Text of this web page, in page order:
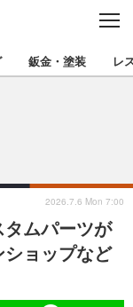
C
S
E
プを地域から探す
陸
西
鈑金・塗装 レ
タムパーツが
ョップなど
2026.7.6 Mon 7:00